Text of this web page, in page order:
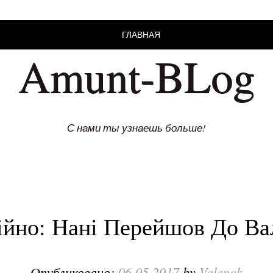
ГЛАВНАЯ
Amunt-BLog
С нами ты узнаешь больше!
Нані Перейшов До